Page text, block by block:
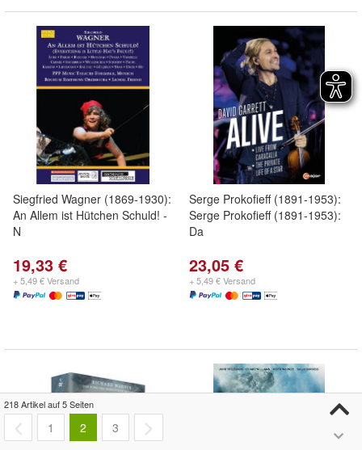
Siegfried Wagner (1869-1930):
An Allem ist Hütchen Schuld! -
N
19,33 €
+ 5,49 € Versand
Serge Prokofieff (1891-1953):
Serge Prokofieff (1891-1953):
Da
23,05 €
+ 5,49 € Versand
218 Artikel auf 5 Seiten
1 2 3